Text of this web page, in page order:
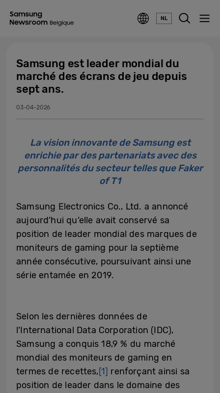
NL
Samsung est leader mondial du
marché des écrans de jeu depuis
sept ans.
03-04-2026
La vision innovante de Samsung est
enrichie par des partenariats avec des
personnalités du secteur telles que Faker
of T1
Samsung Electronics Co., Ltd. a annoncé
aujourd’hui qu’elle avait conservé sa
position de leader mondial des marques de
moniteurs de gaming pour la septième
année consécutive, poursuivant ainsi une
série entamée en 2019.
Selon les dernières données de
l’International Data Corporation (IDC),
Samsung a conquis 18,9 % du marché
mondial des moniteurs de gaming en
termes de recettes,[1] renforçant ainsi sa
position de leader dans le domaine des